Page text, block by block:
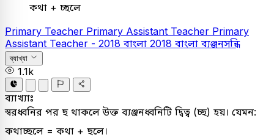
কথা + চ্ছলে
Primary Teacher Primary Assistant Teacher Primary
Assistant Teacher - 2018 বাংলা 2018 বাংলা ব্যঞ্জনসন্ধি
ব্যাখ্যা
1.1k
ব্যাখ্যাঃ
স্বরধ্বনির পর ছ থাকলে উক্ত ব্যঞ্জনধ্বনিটি দ্বিত্ব (চ্ছ) হয়। যেমন:
কথাচ্ছলে = কথা + ছলে।